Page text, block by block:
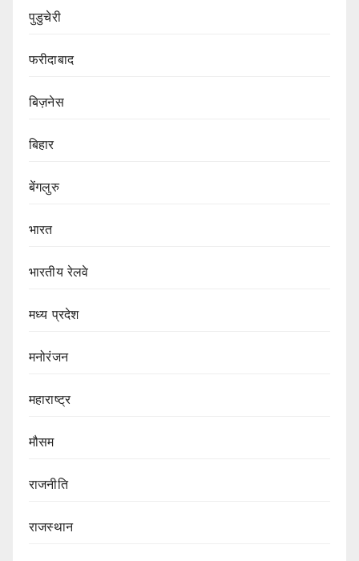
पुडुचेरी
फरीदाबाद
बिज़नेस
बिहार
बेंगलुरु
भारत
भारतीय रेलवे
मध्य प्रदेश
मनोरंजन
महाराष्ट्र
मौसम
राजनीति
राजस्थान